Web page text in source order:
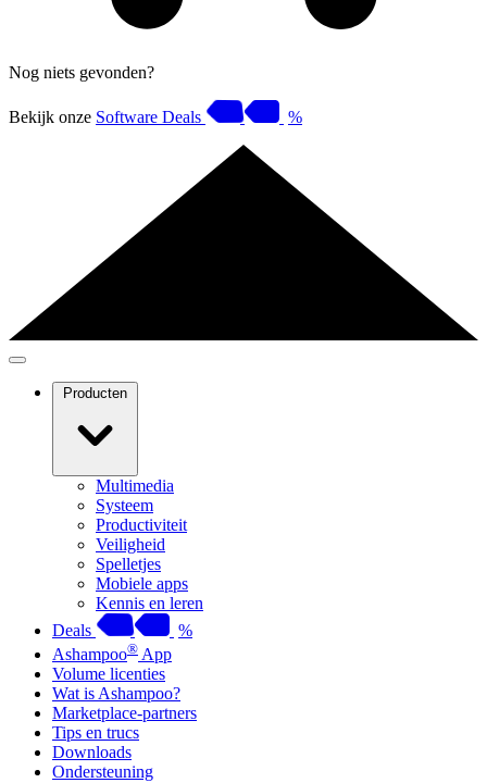
Nog niets gevonden?
Bekijk onze Software Deals %
Producten
Multimedia
Systeem
Productiviteit
Veiligheid
Spelletjes
Mobiele apps
Kennis en leren
Deals
%
Ashampoo® App
Volume licenties
Wat is Ashampoo?
Marketplace-partners
Tips en trucs
Downloads
Ondersteuning